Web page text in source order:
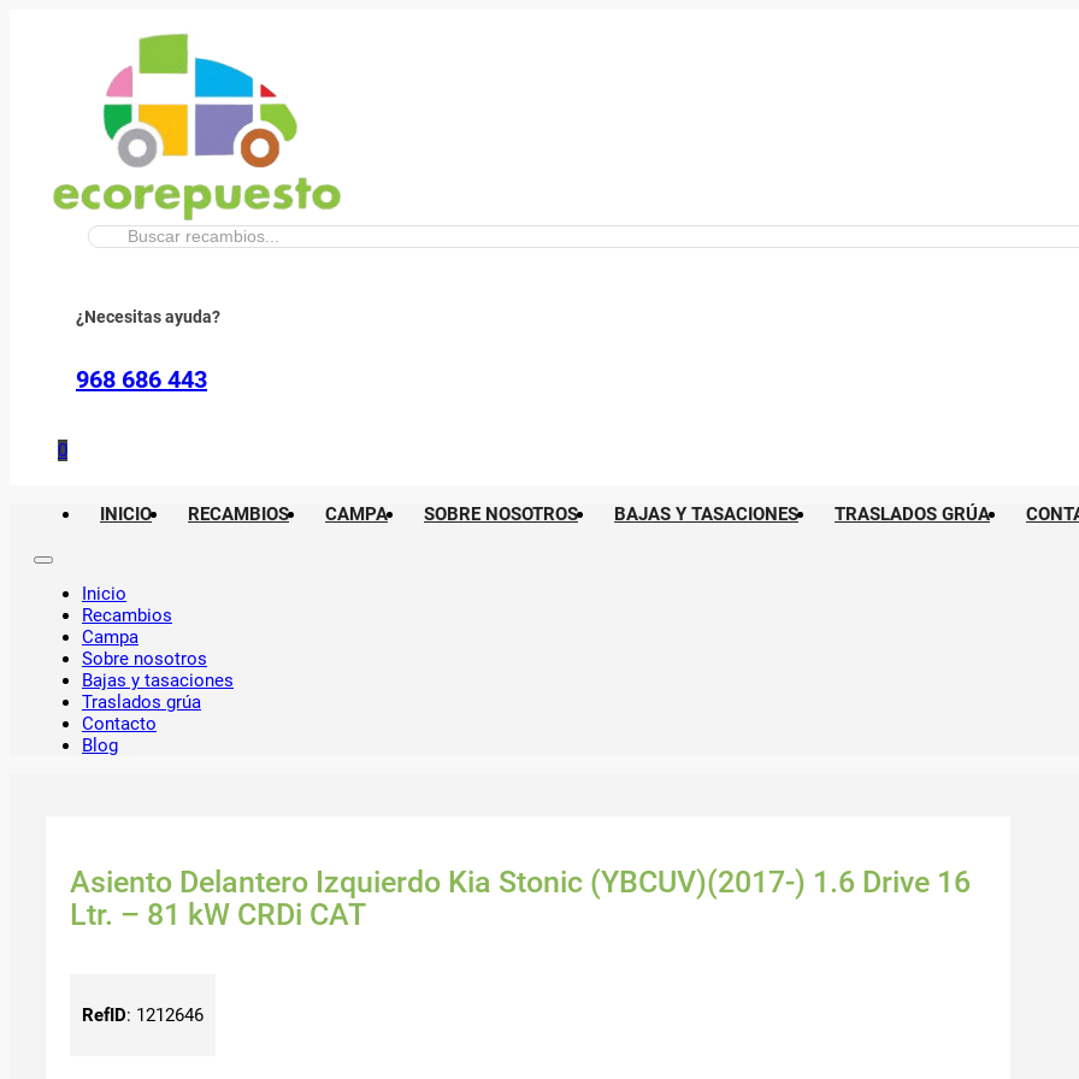
Buscar:
¿Necesitas ayuda?
968 686 443
0
INICIO RECAMBIOS CAMPA SOBRE NOSOTROS BAJAS Y TASACIONES TRASLADOS GRÚA
Inicio
Recambios
Campa
Sobre nosotros
Bajas y tasaciones
Traslados grúa
Contacto
Blog
Asiento Delantero Izquierdo Kia Stonic (YBCUV)(2017-) 1.6 Drive 16
Ltr. – 81 kW CRDi CAT
RefID: 1212646